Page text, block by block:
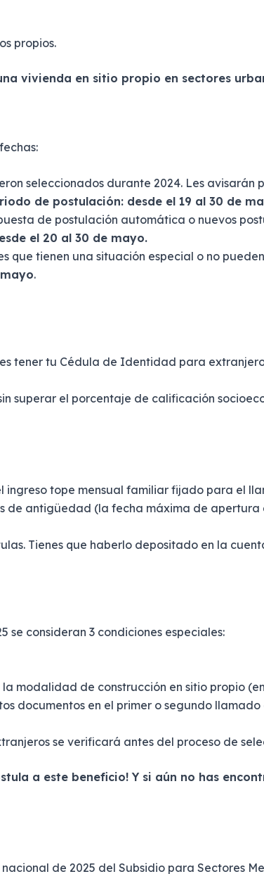
propios.
vivienda en sitio propio en sectores
seleccionados durante 2024. Les avisarán
de postulación: desde el 19 al 30 de
de postulación automática o nuevos
el 20 al 30 de mayo.
que tienen una situación especial o no
.
tener tu Cédula de Identidad para
superar el porcentaje de calificación
ingreso tope mensual familiar fijado para el
de antigüedad (la fecha máxima de
Tienes que haberlo depositado en la
se consideran 3 condiciones especiales:
modalidad de construcción en sitio propio
documentos en el primer o segundo llamado
se verificará antes del proceso de
a este beneficio! Y si aún no has
de 2025 del Subsidio para Sectores